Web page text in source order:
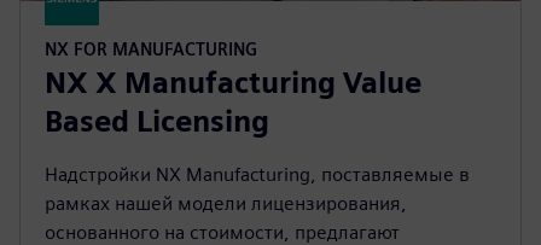
NX FOR MANUFACTURING
NX X Manufacturing Value
Based Licensing
Надстройки NX Manufacturing, поставляемые в
рамках нашей модели лицензирования,
основанного на стоимости, предлагают